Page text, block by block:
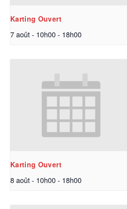
Karting Ouvert
7 août - 10h00- 18h00
Karting Ouvert
8 août - 10h00- 18h00